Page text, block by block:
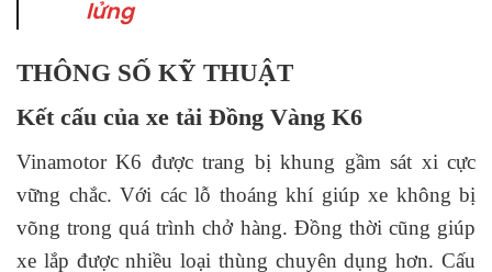
lửng
THÔNG SỐ KỸ THUẬT
Kết cấu của xe tải Đồng Vàng K6
Vinamotor K6 được trang bị khung gầm sát xi cực
vững chắc. Với các lỗ thoáng khí giúp xe không bị
võng trong quá trình chở hàng. Đồng thời cũng giúp
xe lắp được nhiều loại thùng chuyên dụng hơn. Cấu